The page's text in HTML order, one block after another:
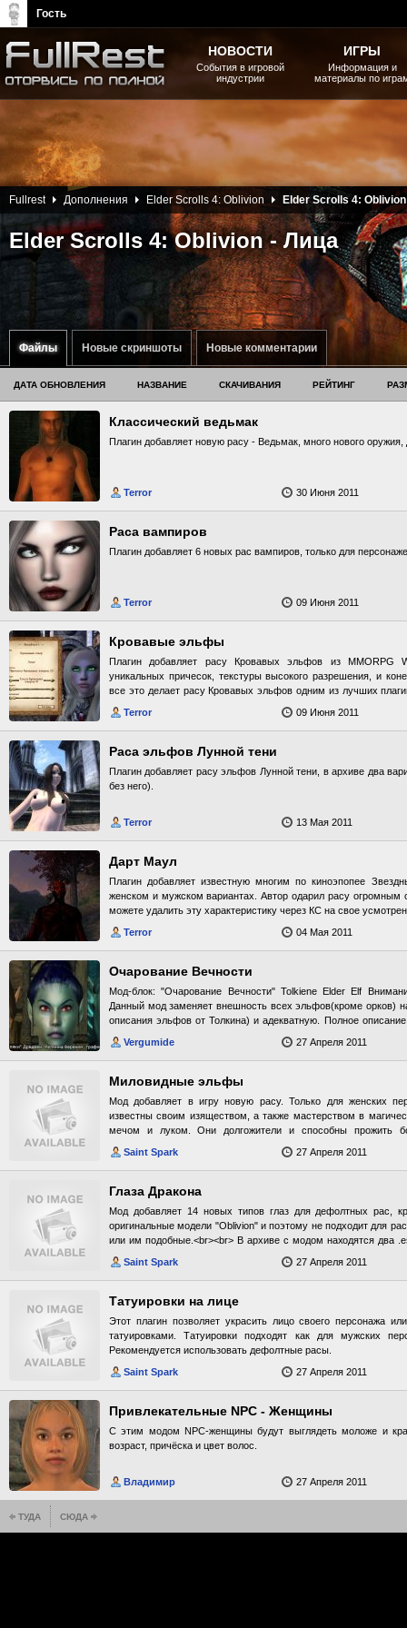
Файлы Новые скриншоты Новые комментарии
Elder Scrolls 4: Oblivion - Лица
Fullrest Дополнения Elder Scrolls 4: Oblivion Elder Scrolls 4: Oblivion
ДАТА ОБНОВЛЕНИЯ НАЗВАНИЕ СКАЧИВАНИЯ РЕЙТИНГ
ТУДА СЮДА
Классический ведьмак
Плагин добавляет новую расу - Ведьмак, много нового оружия,
Terror 30 Июня 2011
Раса вампиров
Плагин добавляет 6 новых рас вампиров, только для
Terror 09 Июня 2011
Кровавые эльфы
Плагин добавляет расу Кровавых эльфов из MMORPG
уникальных причесок, текстуры высокого разрешения, и
все это делает расу Кровавых эльфов одним из лучших
Описание расы: "Кровавые эльфы очень горделивая раса.
Высших Эльфов, отделившихся от остальных эльфов.
магии, они упивались своей властью так долго, что они
отнимут ее. Кровавые Эльфы имеют длинные волосы,
раса целиком и полностью состоит из особей женского пола."
Terror 09 Июня 2011
Раса эльфов Лунной тени
Плагин добавляет расу эльфов Лунной тени, в архиве два
без него).
Terror 13 Мая 2011
Дарт Маул
Плагин добавляет известную многим по киноэпопее
женском и мужском вариантах. Автор одарил расу огромным
можете удалить эту характеристику через КС на свое
Terror
04 Мая 2011
Очарование Вечности
Мод-блок: "Очарование Вечности" Tolkiene Elder Elf
Данный мод заменяет внешность всех эльфов(кроме орков)
описания эльфов от Толкина) и адекватную. Полное
цвет волос и глаз) альтмеров и босмеров адаптирована под
Данмеры, равно как и босмеры, лишились большей части
взамен более европеоидный облик. Оттенок волос
темно-синие тона. * Вы больше не встретите эльфов
косыми(смотрящими в разные стороны) глазами, толстыми
и т.д.. Все эти черты были ликвидированы из соображения,
быть красивее людей, а несовершенство - удел как раз
встретите множество клонов среди Фанатиков, Еретиков,
женского рода. * Больше вы не встретите эльфов с
экзотическими прическами. * Босмеры и альтмеры
блондинов(рыжих и прочих больше нет), зрачки глаз
зеленого(у блондинов) цветов. * Цвета бровей и волос на
нет. Дополнительно: * Изменена внешность Аурил и
реалистичности и привлекательности. Изменения в модах
Ранее однотипные имена добавляемых персонажей
разнообразные. * Внешность всех персонажей изменена в
Возможные баги: * Возможен баг с несовпадением оттенков
баг с появлением старых, обливионовских лиц.
локацию. Рекомендуется устанавливать в следующем
3.CrowdedRoadsAdvanced_1C.esp Мод изначально
Vergumide 27 Апреля 2011
Миловидные эльфы
Мод добавляет в игру новую расу. Только для женских
известны своим изяществом, а также мастерством в
мечом и луком. Они долгожители и способны прожить
физическую молодость. Обладают врожденной красотой и
некоторые дополнительные детали - такие, как озвучка от
персонажем), волосы и глаза от Ren, волосы расы Corean
Saint Spark 27 Апреля 2011
Глаза Дракона
Мод добавляет 14 новых типов глаз для дефолтных рас,
оригинальные модели "Oblivion" и поэтому не подходит для
или им подобные.<br><br> В архиве с модом находятся два
"Akella" (Cernasite - DragonEyes - Akella.esp) и для "Золотого
- GE.esp). Подключайте только один из этих файлов, в
версии.<br><br> ВНИМАНИЕ: ресницы, видные на скриншоте,
Saint Spark 27 Апреля 2011
Татуировки на лице
Этот плагин позволяет украсить лицо своего персонажа
татуировками. Татуировки подходят как для мужских
Рекомендуется использовать дефолтные расы.
Saint Spark
27 Апреля 2011
Привлекательные NPC - Женщины
С этим модом NPC-женщины будут выглядеть моложе и
возраст, причёска и цвет волос.
Владимир 27 Апреля 2011
Bethesda Softworks - статьи,
новости, дополнения
НОВОСТИ
События в игровой
индустрии
ИГРЫ
Информация и
материалы по
Гость